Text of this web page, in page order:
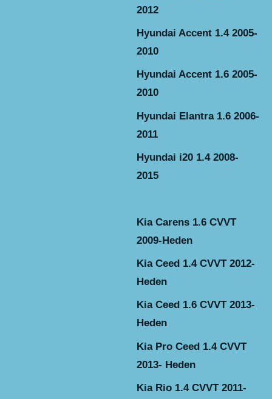
2012
Hyundai Accent 1.4 2005-
2010
Hyundai Accent 1.6 2005-
2010
Hyundai Elantra 1.6 2006-
2011
Hyundai i20 1.4 2008-
2015
Kia Carens 1.6 CVVT
2009-Heden
Kia Ceed 1.4 CVVT 2012-
Heden
Kia Ceed 1.6 CVVT 2013-
Heden
Kia Pro Ceed 1.4 CVVT
2013- Heden
Kia Rio 1.4 CVVT 2011-